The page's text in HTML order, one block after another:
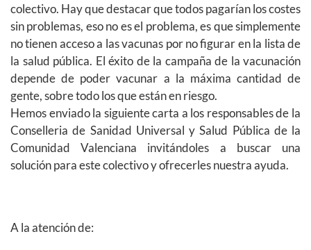
colectivo. Hay que destacar que todos pagarían los costes
sin problemas, eso no es el problema, es que simplemente
no tienen acceso a las vacunas por no figurar en la lista de
la salud pública. El éxito de la campaña de la vacunación
depende de poder vacunar a la máxima cantidad de
gente, sobre todo los que están en riesgo.
Hemos enviado la siguiente carta a los responsables de la
Conselleria de Sanidad Universal y Salud Pública de la
Comunidad Valenciana invitándoles a buscar una
solución para este colectivo y ofrecerles nuestra ayuda.
A la atención de: